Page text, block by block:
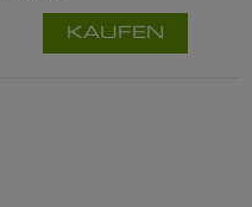
KAUFEN